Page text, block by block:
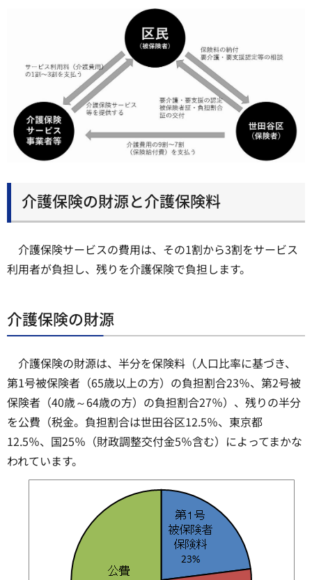
介護保険の財源と介護保険料
介護保険サービスの費用は、その1割から3割をサービス
利用者が負担し、残りを介護保険で負担します。
介護保険の財源
介護保険の財源は、半分を保険料（人口比率に基づき、
第1号被保険者（65歳以上の方）の負担割合23％、第2号被
保険者（40歳～64歳の方）の負担割合27％）、残りの半分
を公費（税金。負担割合は世田谷区12.5％、東京都
12.5％、国25％（財政調整交付金5％含む）によってまかな
われています。